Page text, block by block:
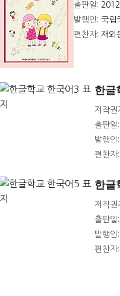
출판일:
발행인: 국립
편찬자: 재외
한글
저작권
출판일:
발행인:
편찬자:
한글
저작권
출판일:
발행인:
편찬자: